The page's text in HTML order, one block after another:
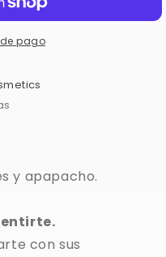
pago
y apapacho.
con sus